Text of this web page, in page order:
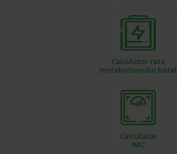
Calculator rata
metabolismului bazal
Calculator
IMC